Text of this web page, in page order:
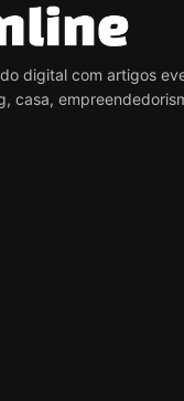
digital com artigos
casa,